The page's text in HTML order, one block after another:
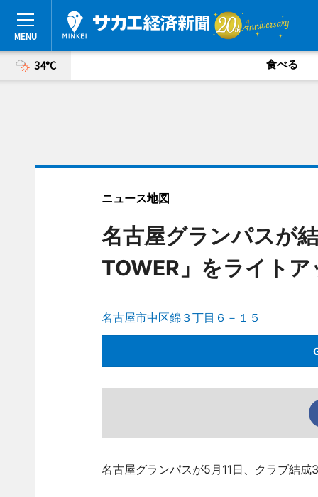
34°C 食べる
ニュース地図
名古屋グランパスが
TOWER」をライトア
名古屋市中区錦３丁目６－１５
名古屋グランパスが5月11日、クラブ結成